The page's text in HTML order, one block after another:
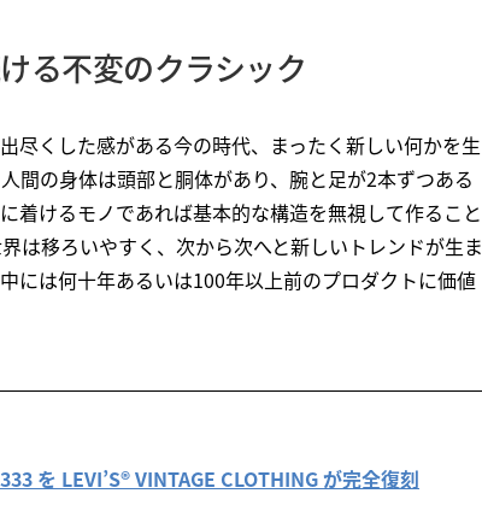
る不変のクラシック
尽くした感がある今の時代、まったく新しい何かを生
間の身体は頭部と胴体があり、腕と足が2本ずつある
着けるモノであれば基本的な構造を無視して作ること
は移ろいやすく、次から次へと新しいトレンドが生ま
には何十年あるいは100年以上前のプロダクトに価値
を LEVI’S® VINTAGE CLOTHING が完全復刻